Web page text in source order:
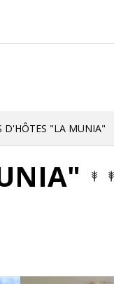
D'HÔTES "LA MUNIA"